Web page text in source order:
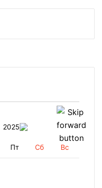
2025
Пт Сб Вс